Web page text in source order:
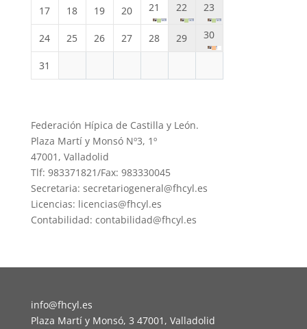
17 18 19 20 21 22 23
24 25 26 27 28 29 30
31
Federación Hípica de Castilla y León.
Plaza Martí y Monsó Nº3, 1º
47001, Valladolid
Tlf: 983371821/Fax: 983330045
Secretaria: secretariogeneral@fhcyl.es
Licencias: licencias@fhcyl.es
Contabilidad: contabilidad@fhcyl.es
info@fhcyl.es
Plaza Martí y Monsó, 3 47001, Valladolid